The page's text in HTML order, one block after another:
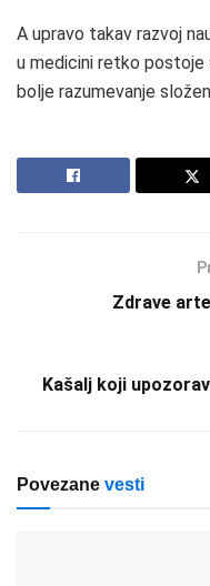
A upravo takav razvoj
u medicini retko
bolje razumevanje
Zdrave
Kašalj koji
Povezane vesti